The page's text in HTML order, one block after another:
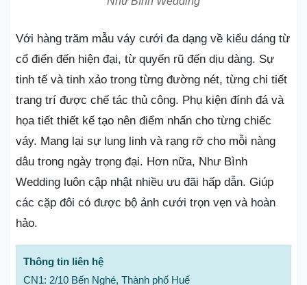
Với hàng trăm mẫu váy cưới đa dạng về kiểu dáng từ
cổ điển đến hiện đại, từ quyến rũ đến dịu dàng. Sự
tinh tế và tinh xảo trong từng đường nét, từng chi tiết
trang trí được chế tác thủ công. Phụ kiện đính đá và
họa tiết thiết kế tạo nên điểm nhấn cho từng chiếc
váy. Mang lại sự lung linh và rạng rỡ cho mỗi nàng
dâu trong ngày trọng đại. Hơn nữa, Như Bình
Wedding luôn cập nhật nhiều ưu đãi hấp dẫn. Giúp
các cặp đôi có được bộ ảnh cưới trọn vẹn và hoàn
hảo.
Thông tin liên hệ
CN1: 2/10 Bến Nghé, Thành phố Huế